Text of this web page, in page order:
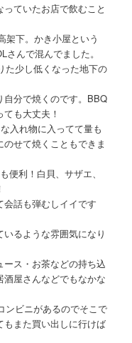
ていたお店で飲むこと
架下。かき小屋という
んで混んでました。
た少し低くなった地下の
分で焼くのです。BBQ
も大丈夫！
入れ物に入ってて量も
せて焼くこともできま
便利！白貝、サザエ、
話も弾むしイイです
るような雰囲気になり
ス・お茶などの持ち込
屋さんなどでもなかな
ンビニがあるのでそこで
もまた買い出しに行けば